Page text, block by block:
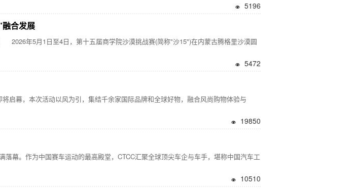
5196
融合发展
年5月1日至4日，第十五届商学院沙漠挑战赛(简称"沙15")在内蒙古腾格里沙漠圆
5472
幕，本次活动以风为引，集结千余家国际品牌和全球好物，融合风尚购物体验与
19850
幕。作为中国赛车运动的最高殿堂，CTCC汇聚全球顶尖车企与车手，堪称中国汽车工
10510